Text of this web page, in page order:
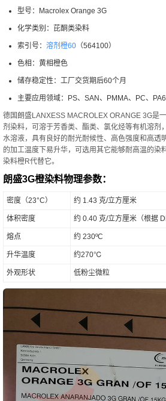
型号：Macrolex Orange 3G
化学类别：芘酮类染料
索引号： 溶剂橙60 （564100）
色相：黄相橙色
储存稳定性：工厂交货期后60个月
主要应用领域：PS、SAN、PMMA、PC、
德国朗盛LANXESS MACROLEX ORANGE 3G是
剂染料，可溶于芳香类、酯类、氯化烃等有机溶剂
水溶液，具有良好的耐光耐候性、高色强度和高透
的加工温度下易升华，可选用其它能够耐高温的染
染料橙R代替它。
朗盛3G橙染料物理参数：
密度（23°C） 约 1.43 克/立方厘米
体积密度 约 0.40 克/立方厘米（根据
熔点 约 230ºC
升华温度 约270℃
外观形状 低粉尘微粒